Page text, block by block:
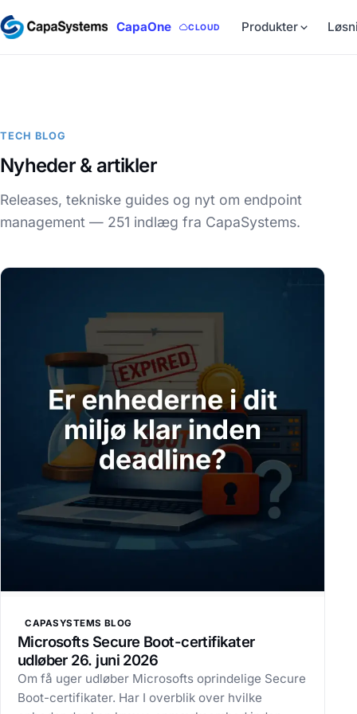
CapaOne CLOUD Produkter
TECH BLOG
Nyheder & artikler
Releases, tekniske guides og nyt om endpoint
management — 251 indlæg fra CapaSystems.
CAPASYSTEMS BLOG
Microsofts Secure Boot-certifikater
udløber 26. juni 2026
Om få uger udløber Microsofts oprindelige Secure
Boot-certifikater. Har I overblik over hvilke